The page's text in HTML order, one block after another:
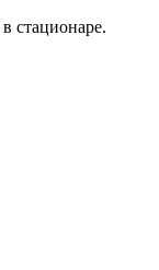
стационаре.